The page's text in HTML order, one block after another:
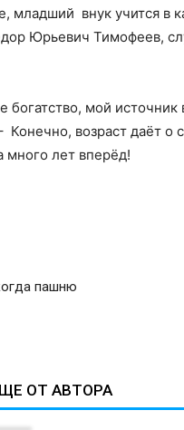
младший внук учится в
Юрьевич Тимофеев,
богатство, мой
возраст даёт о
много лет вперёд!
пашню
ОТ АВТОРА